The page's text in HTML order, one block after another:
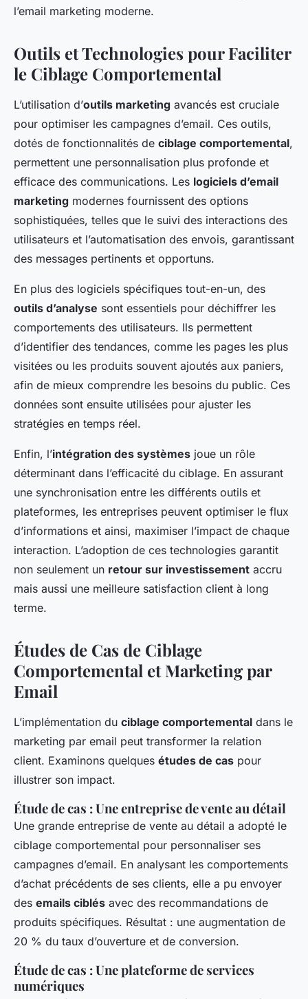
l’email marketing moderne.
Outils et Technologies pour Faciliter
le Ciblage Comportemental
L’utilisation d’outils marketing avancés est cruciale
pour optimiser les campagnes d’email. Ces outils,
dotés de fonctionnalités de ciblage comportemental,
permettent une personnalisation plus profonde et
efficace des communications. Les logiciels d’email
marketing modernes fournissent des options
sophistiquées, telles que le suivi des interactions des
utilisateurs et l’automatisation des envois, garantissant
des messages pertinents et opportuns.
En plus des logiciels spécifiques tout-en-un, des
outils d’analyse sont essentiels pour déchiffrer les
comportements des utilisateurs. Ils permettent
d’identifier des tendances, comme les pages les plus
visitées ou les produits souvent ajoutés aux paniers,
afin de mieux comprendre les besoins du public. Ces
données sont ensuite utilisées pour ajuster les
stratégies en temps réel.
Enfin, l’intégration des systèmes joue un rôle
déterminant dans l’efficacité du ciblage. En assurant
une synchronisation entre les différents outils et
plateformes, les entreprises peuvent optimiser le flux
d’informations et ainsi, maximiser l’impact de chaque
interaction. L’adoption de ces technologies garantit
non seulement un retour sur investissement accru
mais aussi une meilleure satisfaction client à long
terme.
Études de Cas de Ciblage
Comportemental et Marketing par
Email
L’implémentation du ciblage comportemental dans le
marketing par email peut transformer la relation
client. Examinons quelques études de cas pour
illustrer son impact.
Étude de cas : Une entreprise de vente au détail
Une grande entreprise de vente au détail a adopté le
ciblage comportemental pour personnaliser ses
campagnes d’email. En analysant les comportements
d’achat précédents de ses clients, elle a pu envoyer
des emails ciblés avec des recommandations de
produits spécifiques. Résultat : une augmentation de
20 % du taux d’ouverture et de conversion.
Étude de cas : Une plateforme de services
numériques